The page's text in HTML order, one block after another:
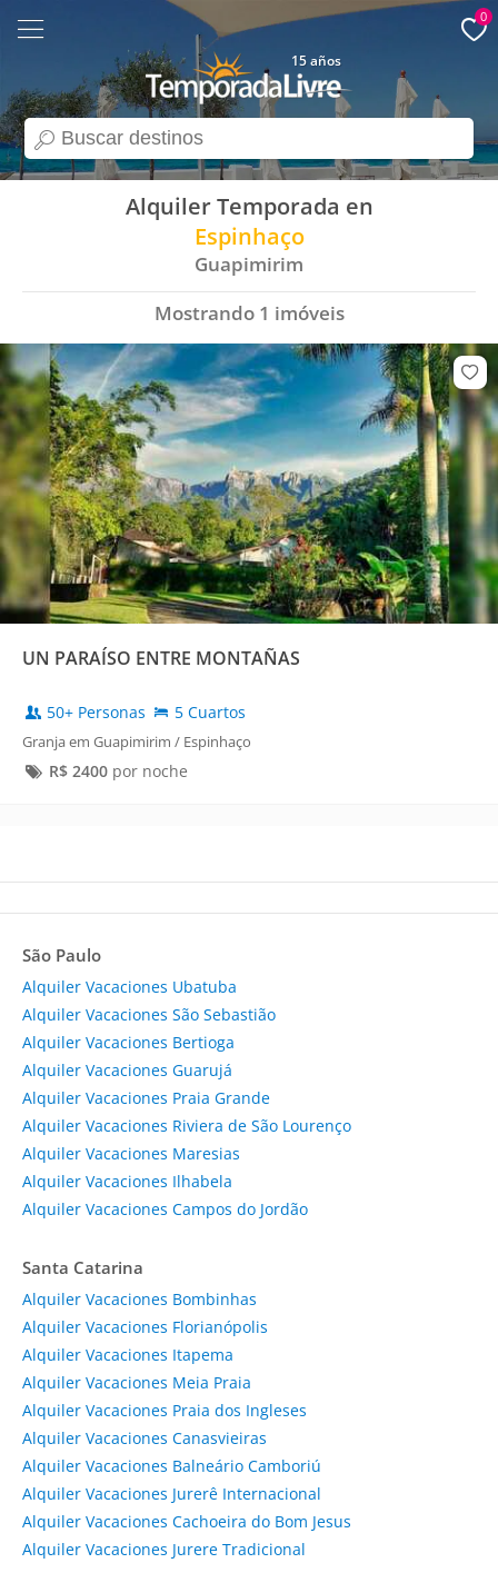
search
15 años
0
Alquiler Temporada en
Espinhaço
Guapimirim
Mostrando 1 imóveis
UN PARAÍSO ENTRE MONTAÑAS
50+ Personas 5 Cuartos
Granja em Guapimirim / Espinhaço
R$ 2400por noche
São Paulo
Alquiler Vacaciones Ubatuba
Alquiler Vacaciones São Sebastião
Alquiler Vacaciones Bertioga
Alquiler Vacaciones Guarujá
Alquiler Vacaciones Praia Grande
Alquiler Vacaciones Riviera de São Lourenço
Alquiler Vacaciones Maresias
Alquiler Vacaciones Ilhabela
Alquiler Vacaciones Campos do Jordão
Santa Catarina
Alquiler Vacaciones Bombinhas
Alquiler Vacaciones Florianópolis
Alquiler Vacaciones Itapema
Alquiler Vacaciones Meia Praia
Alquiler Vacaciones Praia dos Ingleses
Alquiler Vacaciones Canasvieiras
Alquiler Vacaciones Balneário Camboriú
Alquiler Vacaciones Jurerê Internacional
Alquiler Vacaciones Cachoeira do Bom Jesus
Alquiler Vacaciones Jurere Tradicional